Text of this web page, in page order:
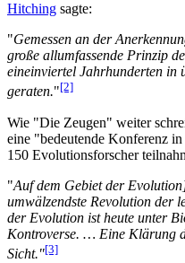
Hitching sagte:
"Gemessen an der
große allumfassende Prinzip
eineinviertel Jahrhunderten in
geraten."[2]
Wie "Die Zeugen" weiter
eine "bedeutende Konferenz in
150 Evolutionsforscher
"Auf dem Gebiet der
umwälzendste Revolution der
der Evolution ist heute unter
Kontroverse. … Eine Klärung
Sicht."[3]